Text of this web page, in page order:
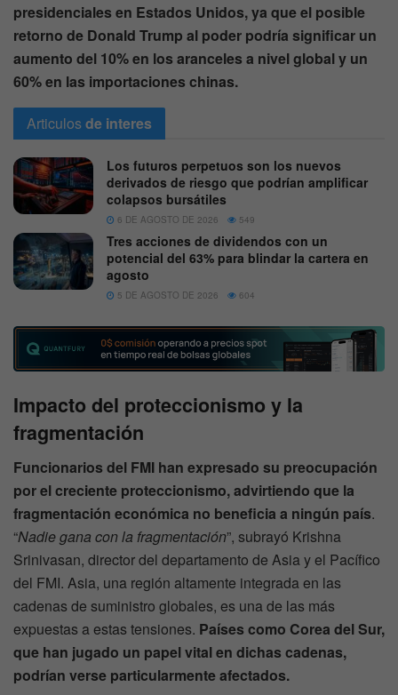
presidenciales en Estados Unidos, ya que el posible
retorno de Donald Trump al poder podría significar un
aumento del 10% en los aranceles a nivel global y un
60% en las importaciones chinas.
Articulosde interes
Los futuros perpetuos son los nuevos
derivados de riesgo que podrían amplificar
colapsos bursátiles
6 DE AGOSTO DE 2026 549
Tres acciones de dividendos con un
potencial del 63% para blindar la cartera en
agosto
5 DE AGOSTO DE 2026 604
Impacto del proteccionismo y la
fragmentación
Funcionarios del FMI han expresado su preocupación
por el creciente proteccionismo, advirtiendo que la
fragmentación económica no beneficia a ningún país.
“Nadie gana con la fragmentación”, subrayó Krishna
Srinivasan, director del departamento de Asia y el Pacífico
del FMI. Asia, una región altamente integrada en las
cadenas de suministro globales, es una de las más
expuestas a estas tensiones. Países como Corea del Sur,
que han jugado un papel vital en dichas cadenas,
podrían verse particularmente afectados.